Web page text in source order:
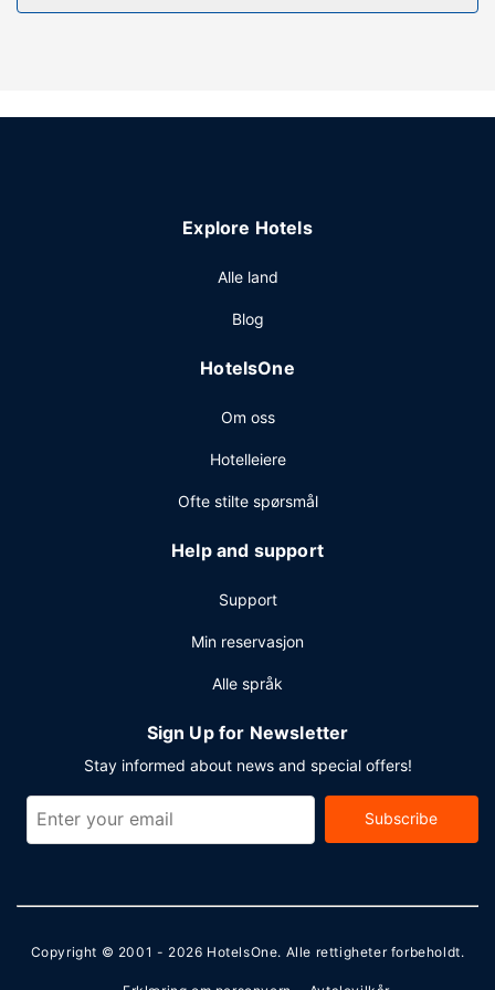
Nyt utsikten fra en terrasse og en hage og dra nytte av
Gjester har tilgang til blant annet aviser i lobbyen
ubetjent parkering (inkludert) på stedet.
Explore Hotels
Alle land
Blog
HotelsOne
Om oss
Hotelleiere
Ofte stilte spørsmål
Help and support
Support
Min reservasjon
Alle språk
Sign Up for Newsletter
Stay informed about news and special offers!
Subscribe
Copyright © 2001 - 2026 HotelsOne. Alle rettigheter forbeholdt.